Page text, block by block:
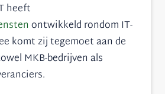
heeft
ontwikkeld rondom IT-
komt zij tegemoet aan de
MKB-bedrijven als